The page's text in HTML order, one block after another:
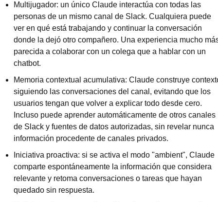
Multijugador: un único Claude interactúa con todas las
personas de un mismo canal de Slack. Cualquiera puede
ver en qué está trabajando y continuar la conversación
donde la dejó otro compañero. Una experiencia mucho
parecida a colaborar con un colega que a hablar con un
chatbot.
Memoria contextual acumulativa: Claude construye
siguiendo las conversaciones del canal, evitando que los
usuarios tengan que volver a explicar todo desde cero.
Incluso puede aprender automáticamente de otros canales
de Slack y fuentes de datos autorizadas, sin revelar nunca
información procedente de canales privados.
Iniciativa proactiva: si se activa el modo "ambient", Claude
comparte espontáneamente la información que considera
relevante y retoma conversaciones o tareas que hayan
quedado sin respuesta.